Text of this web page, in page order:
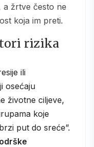
a žrtve često ne
koja im preti.
rizika
ili
osećaju
životne ciljeve,
koje
put do sreće”.